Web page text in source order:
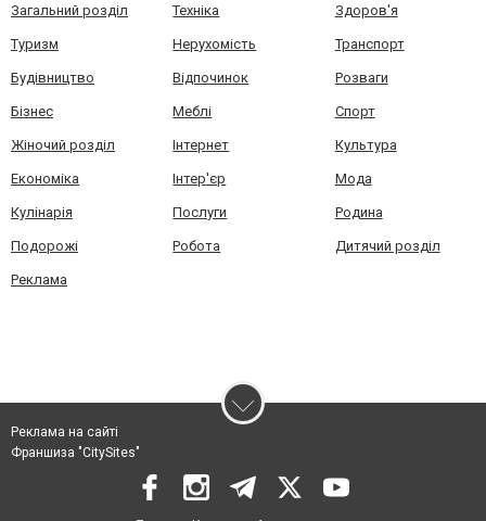
Загальний розділ Техніка Здоров'я
Туризм Нерухомість Транспорт
Будівництво Відпочинок Розваги
Бізнес Меблі Спорт
Жіночий розділ Інтернет Культура
Економіка Інтер'єр Мода
Кулінарія Послуги Родина
Подорожі Робота Дитячий розділ
Реклама
Реклама на сайті
Франшиза "CitySites"